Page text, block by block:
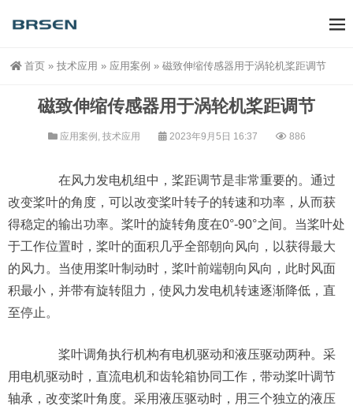
首页 » 技术应用 » 应用案例 » 磁致伸缩传感器用于涡轮机桨距调节
磁致伸缩传感器用于涡轮机桨距调节
应用案例 , 技术应用 2023年9月5日 16:37 886
在风力发电机组中，桨距调节是非常重要的。通过
改变桨叶的角度，可以改变桨叶转子的转速和功率，从而获
得稳定的输出功率。桨叶的旋转角度在0°-90°之间。当桨叶处
于工作位置时，桨叶的面积几乎全部朝向风向，以获得最大
的风力。当使用桨叶制动时，桨叶前端朝向风向，此时风面
积最小，并带有旋转阻力，使风力发电机转速逐渐降低，直
至停止。
桨叶调角执行机构有电机驱动和液压驱动两种。采
用电机驱动时，直流电机和齿轮箱协同工作，带动桨叶调节
轴承，改变桨叶角度。采用液压驱动时，用三个独立的液压